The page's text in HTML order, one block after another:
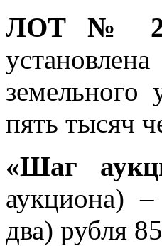
ЛОТ № 2:
земельного
пять тысяч
«Шаг
аукциона)
два) рубля